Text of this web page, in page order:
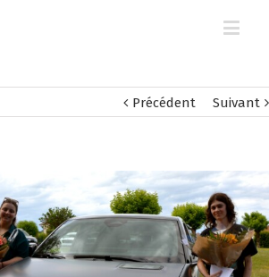
Précédent Suivant